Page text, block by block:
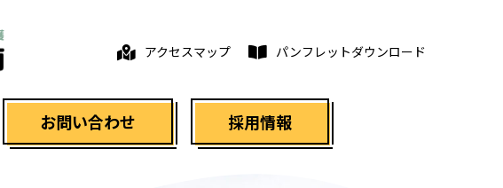
アクセスマップ パンフレットダウンロード
お問い合わせ 採用情報